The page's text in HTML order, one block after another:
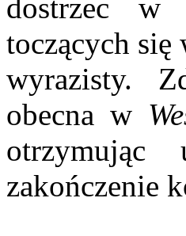
dostrzec w
toczących się
wyrazisty.
obecna w
otrzymując
zakończenie